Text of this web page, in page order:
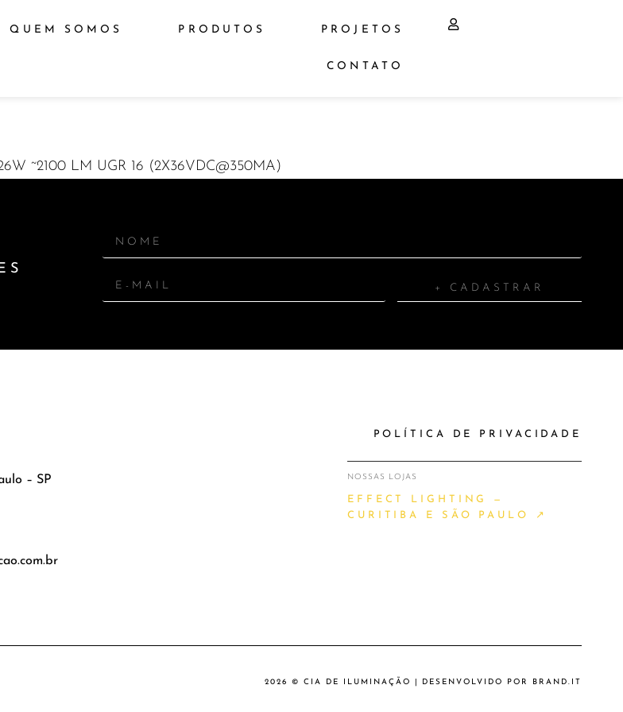
QUEM SOMOS PRODUTOS PROJETOS
CONTATO
~2100 LM UGR 16 (2X36VDC@350MA)
+ CADASTRAR
– SP
POLÍTICA DE PRIVACIDADE
NOSSAS LOJAS
EFFECT LIGHTING —
CURITIBA E SÃO PAULO ↗
2026 © CIA DE ILUMINAÇÃO | DESENVOLVIDO POR BRAND.IT